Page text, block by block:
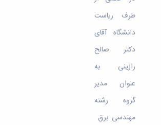
طرف ریاست
دانشگاه آقای
دکتر صالح
رازینی به
عنوان مدیر
گروه رشته
مهندسی برق